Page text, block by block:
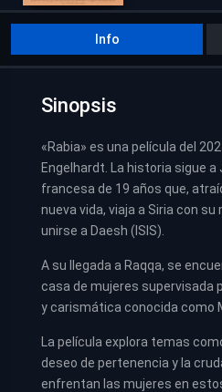
Info
Sinopsis
«Rabia» es una película del
Engelhardt. La historia sigue a
francesa de 19 años que,
nueva vida, viaja a Siria con su
unirse a Daesh (ISIS).
A su llegada a Raqqa, se
casa de mujeres supervisada
y carismática conocida como
La película explora temas
deseo de pertenencia y la
enfrentan las mujeres en